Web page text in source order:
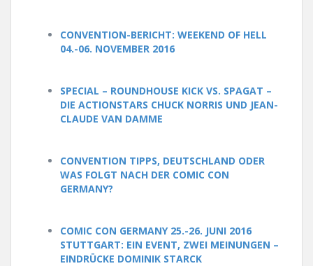
CONVENTION-BERICHT: WEEKEND OF HELL
04.-06. NOVEMBER 2016
SPECIAL – ROUNDHOUSE KICK VS. SPAGAT –
DIE ACTIONSTARS CHUCK NORRIS UND JEAN-
CLAUDE VAN DAMME
CONVENTION TIPPS, DEUTSCHLAND ODER
WAS FOLGT NACH DER COMIC CON
GERMANY?
COMIC CON GERMANY 25.-26. JUNI 2016
STUTTGART: EIN EVENT, ZWEI MEINUNGEN –
EINDRÜCKE DOMINIK STARCK